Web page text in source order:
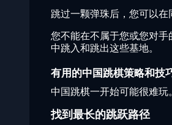
跳过一颗弹珠后，您可以在
您不能在不属于您或您对
中跳入和跳出这些基地。
有用的中国跳棋策略和技
中国跳棋一开始可能很难玩
找到最长的跳跃路径